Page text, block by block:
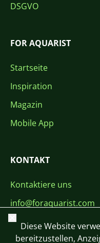
DSGVO
FOR AQUARIST
Startseite
Inspiration
Magazin
Mobile App
KONTAKT
Kontaktiere uns
info@foraquarist.com
+420 603 449 602
Schließen
Diese Website
bereitzustellen,